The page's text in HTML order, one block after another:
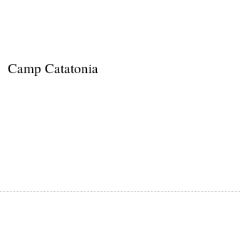
Camp Catatonia